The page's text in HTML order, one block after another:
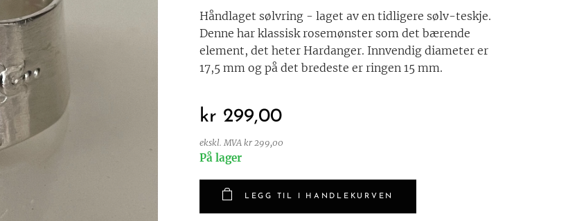
Håndlaget sølvring - laget av en tidligere sølv-teskje.
Denne har klassisk rosemønster som det bærende
element, det heter Hardanger. Innvendig diameter er
17,5 mm og på det bredeste er ringen 15 mm.
kr 299,00
ekskl. MVA kr 299,00
På lager
LEGG TIL I HANDLEKURVEN